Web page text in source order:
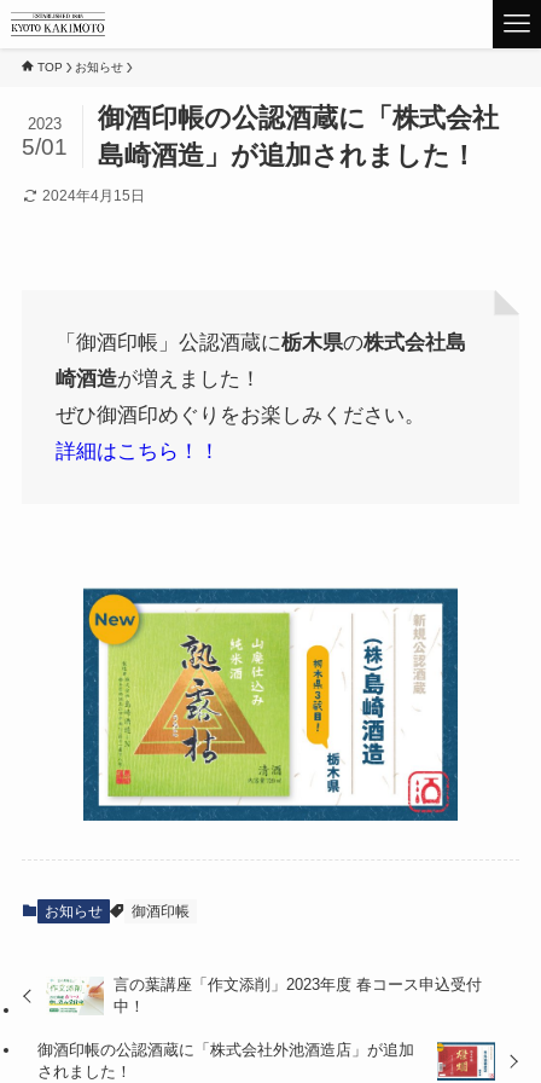
TOP お知らせ
御酒印帳の公認酒蔵に「株式会社
島崎酒造」が追加されました！
2023
5/01
2024年4月15日
「御酒印帳」公認酒蔵に栃木県の株式会社島
崎酒造が増えました！
ぜひ御酒印めぐりをお楽しみください。
詳細はこちら！！
お知らせ 御酒印帳
言の葉講座「作文添削」2023年度 春コース申込受付
中！
御酒印帳の公認酒蔵に「株式会社外池酒造店」が追加
されました！